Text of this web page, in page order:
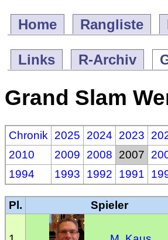
Home Rangliste
Links R-Archiv
Grand Slam
Chronik 2025 2024 2023
2010
2009 2008 2007
1994
1993 1992 1991
Pl. Spieler